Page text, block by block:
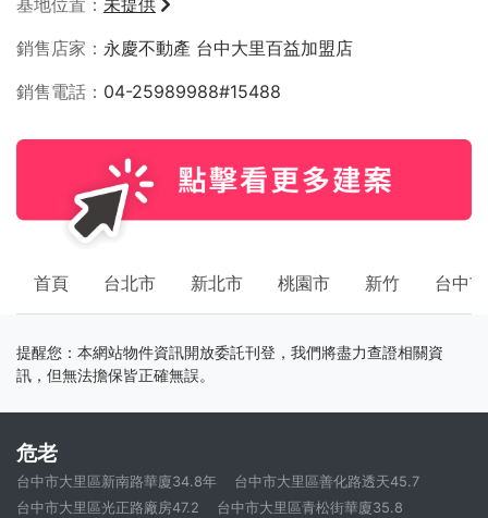
銷售店家
永慶不動產 台中大里百益加盟店
銷售電話
04-25989988#15488
首頁 台北市 新北市 桃園市 新竹 台中市
提醒您：本網站物件資訊開放委託刊登，我們將盡力查證相關資
訊，但無法擔保皆正確無誤。
危老
台中市大里區新南路華廈34.8年
台中市大里區善化路透天45.7
台中市大里區光正路廠房47.2
台中市大里區青松街華廈35.8